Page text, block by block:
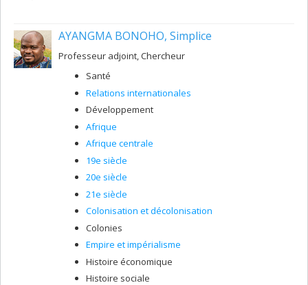
AYANGMA BONOHO, Simplice
Professeur adjoint, Chercheur
Santé
Relations internationales
Développement
Afrique
Afrique centrale
19e siècle
20e siècle
21e siècle
Colonisation et décolonisation
Colonies
Empire et impérialisme
Histoire économique
Histoire sociale